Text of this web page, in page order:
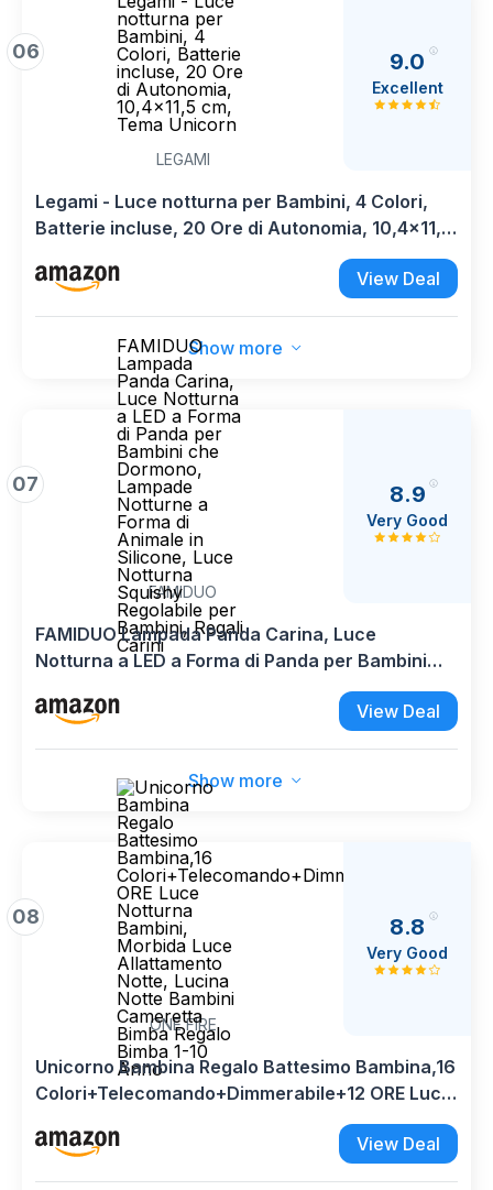
06
notturna per
Bambini, 4
Colori, Batterie
incluse, 20 Ore
di Autonomia,
10,4x11,5 cm,
Tema Unicorn
LEGAMI
9.0
Excellent
Legami - Luce notturna per Bambini, 4 Colori,
Batterie incluse, 20 Ore di Autonomia, 10,4x11,5
View Deal
Show more
07
FAMIDUO
Lampada
Panda Carina,
Luce Notturna
a LED a Forma
di Panda per
Bambini che
Dormono,
Lampade
Notturne a
Forma di
Animale in
Silicone, Luce
Notturna
Squishy
Regolabile per
Bambini, Regali
Carini
FAMIDUO
8.9
Very Good
FAMIDUO Lampada Panda Carina, Luce
Notturna a LED a Forma di Panda per Bambini
che Dormono, Lampade Notturne a Forma di
Animale in Silicone, Luce Notturna Squishy
View Deal
Show more
08
ONE FIRE
8.8
Very Good
Unicorno Bambina Regalo Battesimo Bambina,16
Colori+Telecomando+Dimmerabile+12 ORE Luce
Notturna Bambini, Morbida Luce Allattamento
Notte, Lucina Notte Bambini Cameretta Bimba
View Deal